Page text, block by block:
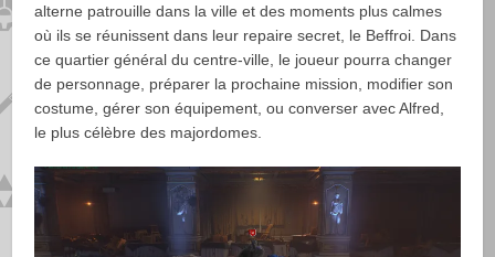
alterne patrouille dans la ville et des moments plus calmes
où ils se réunissent dans leur repaire secret, le Beffroi. Dans
ce quartier général du centre-ville, le joueur pourra changer
de personnage, préparer la prochaine mission, modifier son
costume, gérer son équipement, ou converser avec Alfred,
le plus célèbre des majordomes.